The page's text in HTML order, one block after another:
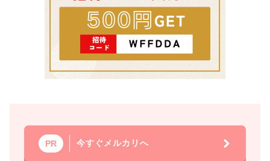
PR 今すぐメルカリへ